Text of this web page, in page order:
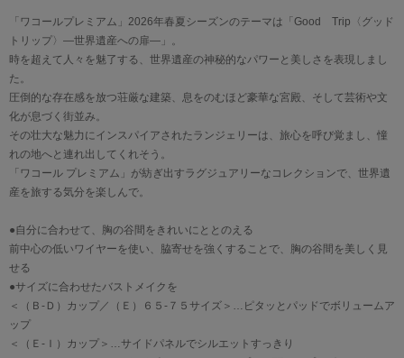
「ワコールプレミアム」2026年春夏シーズンのテーマは「Good Trip〈グッド
トリップ〉―世界遺産への扉―」。
時を超えて人々を魅了する、世界遺産の神秘的なパワーと美しさを表現しまし
た。
圧倒的な存在感を放つ荘厳な建築、息をのむほど豪華な宮殿、そして芸術や文
化が息づく街並み。
その壮大な魅力にインスパイアされたランジェリーは、旅心を呼び覚まし、憧
れの地へと連れ出してくれそう。
「ワコール プレミアム」が紡ぎ出すラグジュアリーなコレクションで、世界遺
産を旅する気分を楽しんで。
●自分に合わせて、胸の谷間をきれいにととのえる
前中心の低いワイヤーを使い、脇寄せを強くすることで、胸の谷間を美しく見
せる
●サイズに合わせたバストメイクを
＜（Ｂ-Ｄ）カップ／（Ｅ）６５-７５サイズ＞…ピタッとパッドでボリュームア
ップ
＜（Ｅ-Ｉ）カップ＞…サイドパネルでシルエットすっきり